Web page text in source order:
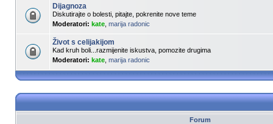
Dijagnoza
Diskutirajte o bolesti, pitajte, pokrenite nove teme
Moderatori: kate marija radonic
Život s celijakijom
Kad kruh boli...razmijenite iskustva, pomozite drugima
Moderatori: kate marija radonic
Forum